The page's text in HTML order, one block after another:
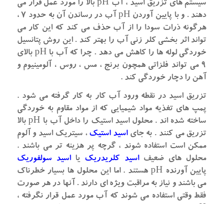
سیستم های تزریق اسید ، آب pH بالا را مورد عمل قرار می
دهند . و با پایین آوردن pH آب در رساندن آن به حدود ۷ ،
هرگونه ذرات سودا را از آب حذف می کند که این کار می
تواند اثر بخشی کلر زنی آب را بهتر کند . این روش پتانسیل
خوردگی لوله ها را کاهش می دهد . چرا که آب با pH بالای
۹ می تواند فلزاتی همچون برنج ، مس ، روس ، آلومینیوم و
آهن را دچار خوردگی کند .
تزریق اسید در نقطه ورود آب کار به کار گرفته می شود .
پمپ های تغذیه مواد شیمیایی که از مواد مقاوم به خوردگی
ساخته شده اند . محلول اسید استیک را داخل آب با pH بالا
تزریق می کنند . به جایاسید استیک ، سیتریک اسید و آلوم
ممکن است استفاده شوند ، گرچه پر هزینه تر می باشند .
محلول های ضعیفاسید کلریدریک یااسید سولفوریک
پایین آورنده pH هستند . اما این محلول ها بسیار خطرناک
می باشند و نیاز به مراقبت ویژه ای دارند . آنها در هر صورت
فقط وقتی استفاده می شوند که آب مورد عمل قرار نگرفته ،